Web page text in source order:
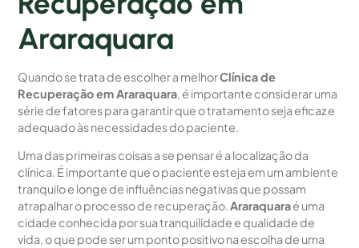
Araraquara
Quando se trata de escolher a melhorClínica de
Recuperação em Araraquara, é importante considerar uma
série de fatores para garantir que o tratamento seja eficaz e
adequado às necessidades do paciente.
Uma das primeiras coisas a se pensar é a localização da
clínica. É importante que o paciente esteja em um ambiente
tranquilo e longe de influências negativas que possam
atrapalhar o processo de recuperação.Araraquaraé uma
cidade conhecida por sua tranquilidade e qualidade de
vida, o que pode ser um ponto positivo na escolha de uma